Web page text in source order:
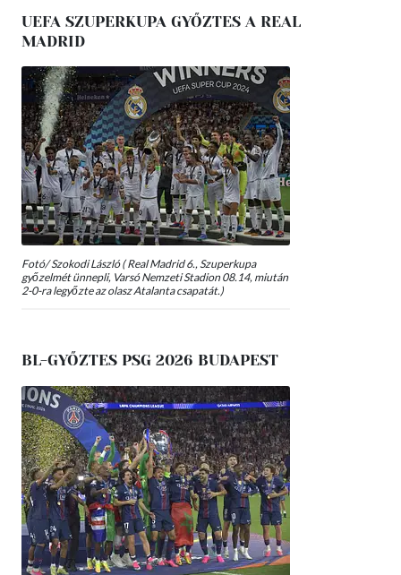
UEFA SZUPERKUPA GYŐZTES A REAL
MADRID
Fotó/ Szokodi László ( Real Madrid 6., Szuperkupa
győzelmét ünnepli, Varsó Nemzeti Stadion 08.14, miután
2-0-ra legyőzte az olasz Atalanta csapatát.)
BL-GYŐZTES PSG 2026 BUDAPEST